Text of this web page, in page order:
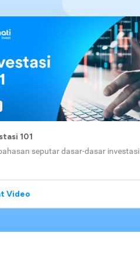
101
seputar dasar-dasar investasi
Video